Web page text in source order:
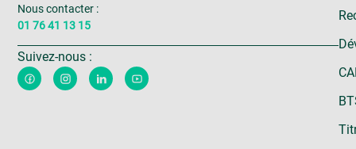
Nous contacter :
01 76 41 13 15
Suivez-nous :